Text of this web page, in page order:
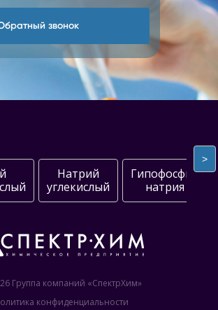
звонок
Натрий
углекислый
Гипофосфит
натрия
>
Группа компаний «СпектрХим»
конфиденциальности